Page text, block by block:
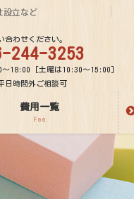
設立など
合わせください。
244-3253
～18:00 [土曜は10:30～15:00]
日時間外ご相談可
費用一覧
Fee